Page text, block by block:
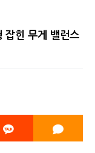
잡힌 무게 밸런스